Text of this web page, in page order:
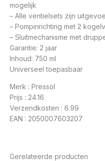
mogelijk
– Alle ventielsets zijn
– Pompinrichting met 2
– Sluitmechanisme met
Garantie: 2 jaar
Inhoud: 750 ml
Universeel toepasbaar
Merk : Pressol
Prijs : 24.16
Verzendkosten : 6.99
EAN : 2050007603207
Gerelateerde producten